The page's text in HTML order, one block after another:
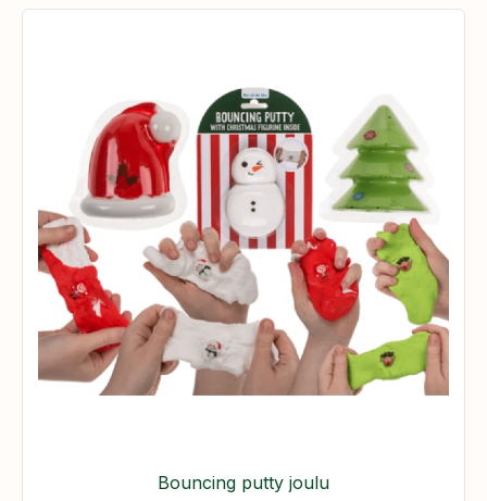
Bouncing putty joulu